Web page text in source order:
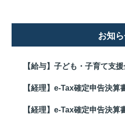
お知
【給与】子ども・子育て支
【経理】e-Tax確定申告決算
【経理】e-Tax確定申告決算